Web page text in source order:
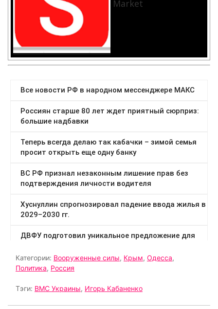
Market
Категории: Вооруженные силы, Крым, Одесса,
Политика, Россия
Тэги: ВМС Украины, Игорь Кабаненко